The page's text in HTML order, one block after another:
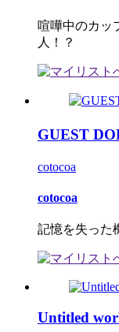
喧嘩中のカッ
人！？
GUEST
cotocoa
cotocoa
記憶を失った
Untitled